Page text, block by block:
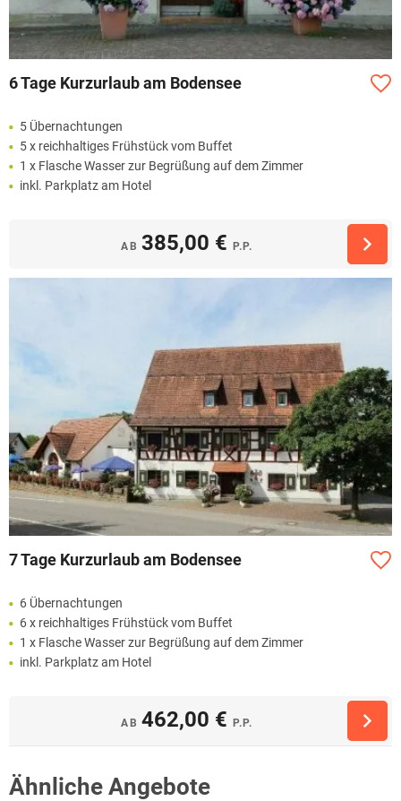
6 Tage Kurzurlaub am Bodensee
5 Übernachtungen
5 x reichhaltiges Frühstück vom Buffet
1 x Flasche Wasser zur Begrüßung auf dem Zimmer
inkl. Parkplatz am Hotel
AB 385,00 € P.P.
7 Tage Kurzurlaub am Bodensee
6 Übernachtungen
6 x reichhaltiges Frühstück vom Buffet
1 x Flasche Wasser zur Begrüßung auf dem Zimmer
inkl. Parkplatz am Hotel
AB 462,00 € P.P.
Ähnliche Angebote